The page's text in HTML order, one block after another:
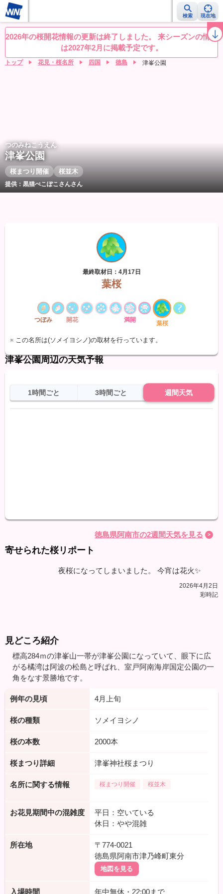
検索 現在地
桜レーダー 名所ランキング 桜開花予想NEWS お花見動画 目的別
2026年の桜開花情報の更新は終了しました。 来シーズンの情報
は2027年2月に掲載予定です。
トップ 花見・桜名所 四国 徳島 津峯公園
つのみねこうえん
津峯公園
桜まつり開催 桜並木
提供：黒猫ぺこぽこさんさん
最終取材日：4月17日
葉桜
つぼみ 開花 満開 葉桜
※ この名所は(ソメイヨシノ)の取材を行っています。
津峯公園周辺の天気予報
1時間ごと 3時間ごと 週間天気
徳島県阿南市の2週間天気を見る
寄せられた桜リポート
夜桜になってしまいました。 今宵は花火✨
2026年4月2日
彩時記
見どころ紹介
標高284ｍの津峯山一帯が津峯公園になっていて、眼下に広
がる橘湾は阿波の松島と呼ばれ、室戸阿南海岸国定公園の一
角をなす景勝地です。
例年の見頃 4月上旬
桜の種類 ソメイヨシノ
桜の本数 2000本
桜まつり詳細 津峯神社桜まつり
名所に関する情報 桜まつり開催 桜並木
お花見期間中の混雑度
平日：空いている
休日：やや混雑
所在地
〒774-0021
徳島県阿南市津乃峰町東分
地図を見る
入場時間 年中無休・22:00まで